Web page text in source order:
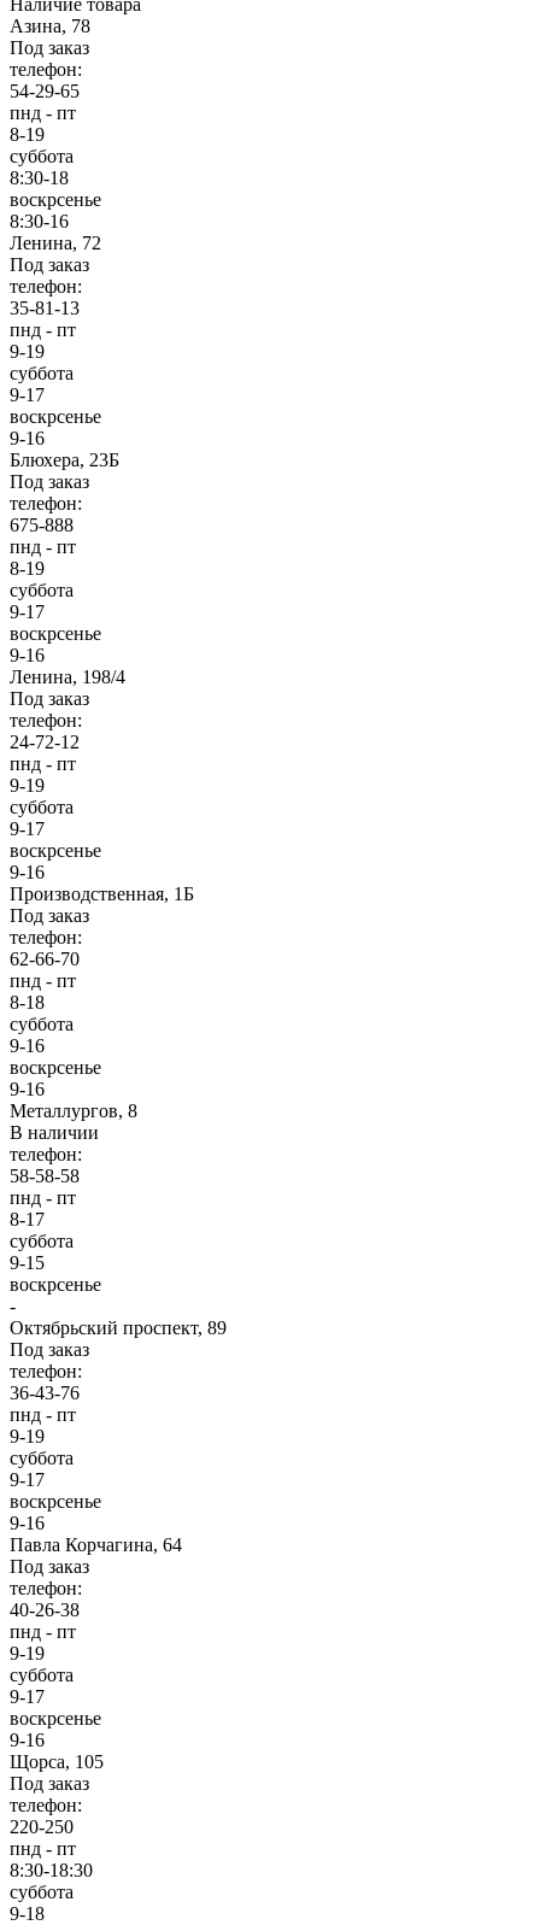
Наличие товара
Азина, 78
Под заказ
телефон:
54-29-65
пнд - пт
8-19
суббота
8:30-18
воскрсенье
8:30-16
Ленина, 72
Под заказ
телефон:
35-81-13
пнд - пт
9-19
суббота
9-17
воскрсенье
9-16
Блюхера, 23Б
Под заказ
телефон:
675-888
пнд - пт
8-19
суббота
9-17
воскрсенье
9-16
Ленина, 198/4
Под заказ
телефон:
24-72-12
пнд - пт
9-19
суббота
9-17
воскрсенье
9-16
Производственная, 1Б
Под заказ
телефон:
62-66-70
пнд - пт
8-18
суббота
9-16
воскрсенье
9-16
Металлургов, 8
В наличии
телефон:
58-58-58
пнд - пт
8-17
суббота
9-15
воскрсенье
-
Октябрьский проспект, 89
Под заказ
телефон:
36-43-76
пнд - пт
9-19
суббота
9-17
воскрсенье
9-16
Павла Корчагина, 64
Под заказ
телефон:
40-26-38
пнд - пт
9-19
суббота
9-17
воскрсенье
9-16
Щорса, 105
Под заказ
телефон:
220-250
пнд - пт
8:30-18:30
суббота
9-18